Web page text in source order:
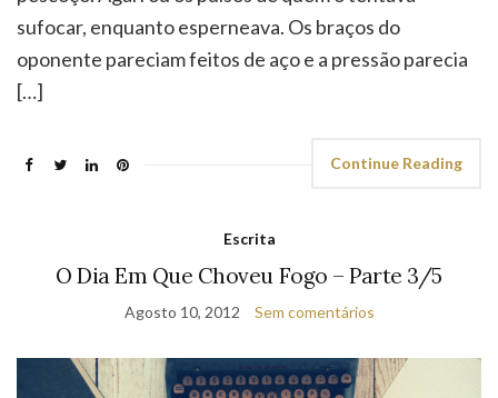
sufocar, enquanto esperneava. Os braços do
oponente pareciam feitos de aço e a pressão parecia
[…]
Continue Reading
Escrita
O Dia Em Que Choveu Fogo – Parte 3/5
Agosto 10, 2012 Sem comentários